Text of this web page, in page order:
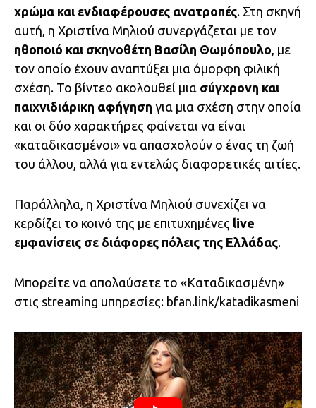
χρώμα και ενδιαφέρουσες ανατροπές. Στη σκηνή
αυτή, η Χριστίνα Μηλιού συνεργάζεται με τον
ηθοποιό και σκηνοθέτη Βασίλη Θωμόπουλο , με
τον οποίο έχουν αναπτύξει μια όμορφη φιλική
σχέση. Το βίντεο ακολουθεί μια σύγχρονη και
παιχνιδιάρικη αφήγηση για μια σχέση στην οποία
και οι δύο χαρακτήρες φαίνεται να είναι
«καταδικασμένοι» να απασχολούν ο ένας τη ζωή
του άλλου, αλλά για εντελώς διαφορετικές αιτίες.
Παράλληλα, η Χριστίνα Μηλιού συνεχίζει να
κερδίζει το κοινό της με επιτυχημένες live
εμφανίσεις σε διάφορες πόλεις της Ελλάδας.
Μπορείτε να απολαύσετε το «Καταδικασμένη»
στις streaming υπηρεσίες: bfan.link/katadikasmeni